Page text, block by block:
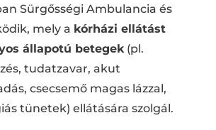
Sürgősségi Ambulancia és
mely a kórházi ellátást
állapotú betegek(pl.
tudatzavar, akut
csecsemő magas lázzal,
tünetek) ellátására szolgál.